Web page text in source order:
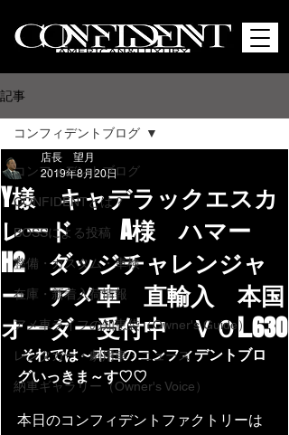
記事
コンフィデントブログ
CONFIDENTとは？
BOSSによる投稿
整備・カスタム・車検
在庫・新着入荷情報
アメ車ライフの知恵袋（Owner's Guide）
レンタカー・劇用車・ニュース
納車ギャラリー（Owner's Voice）
コンフィデントブログ
Y様 キャデラックエスカ
レード A様 ハマー
H2 ダッジチャレンジャ
ー アメ車 直輸入 本国
オーダー受付中 ＶＯL.630
店長 望月
2019年8月20日
それでは～本日のコンフィデントブロ
グいっきま～す♡♡
本日のコンフィデントファクトリーは